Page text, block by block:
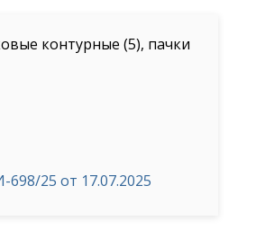
контурные (5), пачки
25 от 17.07.2025